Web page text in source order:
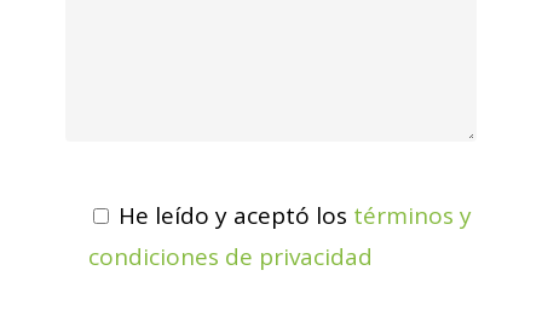
He leído y aceptó los términos y
condiciones de privacidad